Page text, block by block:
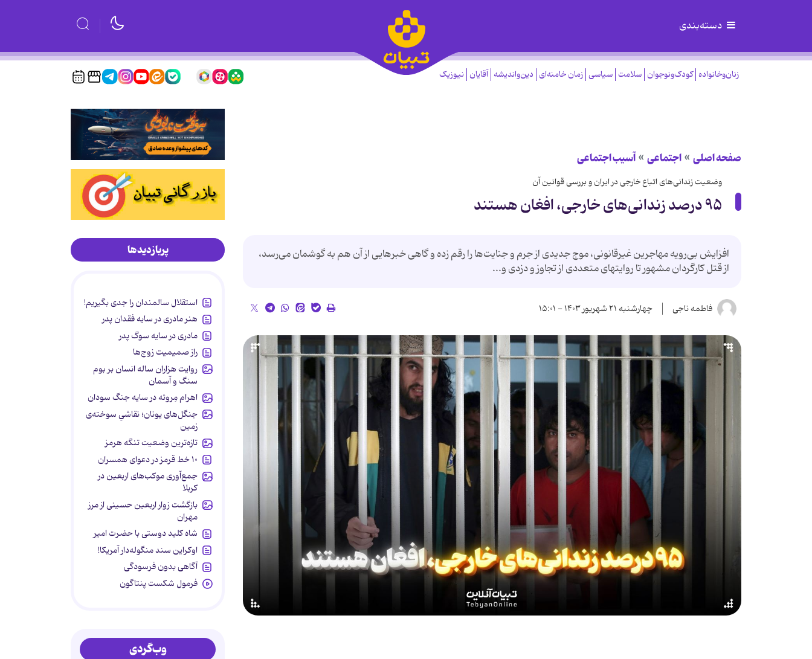
دسته‌بندی
زنان‌وخانواده کودک‌ونوجوان سلامت سیاسی زمان خامنه‌ای دین‌واندیشه آقایان نیوزیک
صفحه اصلی اجتماعی آسیب اجتماعی
وضعیت زندانی‌های اتباع خارجی در ایران و بررسی قوانین آن
۹۵ درصد زندانی‌های خارجی، افغان هستند
افزایش بی‌رویه مهاجرین غیرقانونی، موج جدیدی از جرم و جنایت‌ها را رقم زده و گاهی خبرهایی از آن هم به گوشمان می‌رسد،
از قتل کارگردان مشهور تا روایتهای متعددی از تجاوز و دزدی و...
فاطمه ناجی چهارشنبه ۲۱ شهریور ۱۴۰۳ - ۱۵:۰۱
پربازدیدها
استقلال سالمندان را جدی بگیریم!
هنر مادری در سایه‌ فقدان پدر
مادری در سایه سوگ پدر
راز صمیمیت زوج‌ها
روایت هزاران ساله انسان بر بوم
سنگ و آسمان
اهرام مِروئه در سایه جنگ سودان
جنگل‌های یونان؛ نقاشیِ سوخته‌ی
زمین
تازه‌ترین وضعیت تنگه هرمز
۱۰ خط قرمز در دعوای همسران
جمع‌آوری موکب‌های اربعین در
کربلا
بازگشت زوار اربعین حسینی از مرز
مهران
شاه کلید دوستی با حضرت امیر
اوکراین سند منگوله‌دار آمریکا!
آگاهی بدون فرسودگی
فرمول شکست پنتاگون
وب‌گردی